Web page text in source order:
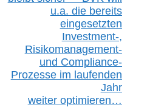
u.a. die bereits
eingesetzten
Investment-,
Risikomanagement-
und Compliance-
Prozesse im laufenden
Jahr
weiter optimieren…